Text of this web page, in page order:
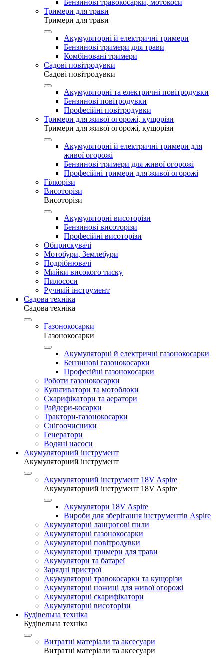
Бензинові травокосарки, мотокоси
Тримери для трави
Тримери для трави
Акумуляторні й електричні тримери
Бензинові тримери для трави
Комбіновані тримери
Садові повітродувки
Садові повітродувки
Акумуляторні та електричні повітродувки
Бензинові повітродувки
Професійні повітродувки
Тримери для живої огорожі, кущорізи
Тримери для живої огорожі, кущорізи
Акумуляторні й електричні тримери для
живої огорожі
Бензинові тримери для живої огорожі
Професійні тримери для живої огорожі
Гілкорізи
Висоторізи
Висоторізи
Акумуляторні висоторізи
Бензинові висоторізи
Професійні висоторізи
Обприскувачі
Мотобури, Землебури
Подрібнювачі
Мийки високого тиску
Пилососи
Ручний інструмент
Садова техніка
Садова техніка
Газонокосарки
Газонокосарки
Акумуляторні й електричні газонокосарки
Бензинові газонокосарки
Професійні газонокосарки
Роботи газонокосарки
Культиватори та мотоблоки
Скарифікатори та аератори
Райдери-косарки
Трактори-газонокосарки
Снігоочисники
Генератори
Водяні насоси
Акумуляторний інструмент
Акумуляторний інструмент
Акумуляторний інструмент 18V Aspire
Акумуляторний інструмент 18V Aspire
Акумулятори 18V Aspire
Вироби для зберігання інструментів Aspire
Акумуляторні ланцюгові пили
Акумуляторні газонокосарки
Акумуляторні повітродувки
Акумуляторні тримери для трави
Акумулятори та батареї
Зарядні пристрої
Акумуляторні травокосарки та кущорізи
Акумуляторні ножиці для живої огорожі
Акумуляторні скарифікатори
Акумуляторні висоторізи
Будівельна техніка
Будівельна техніка
Витратні матеріали та аксесуари
Витратні матеріали та аксесуари